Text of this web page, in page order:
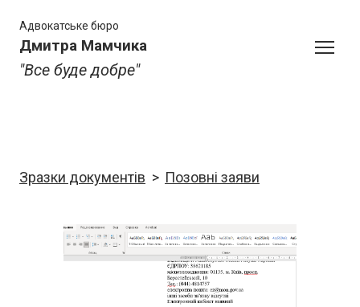
Адвокатське бюро
Дмитра Мамчика
"Все буде добре"
Зразки документів Позовні заяви